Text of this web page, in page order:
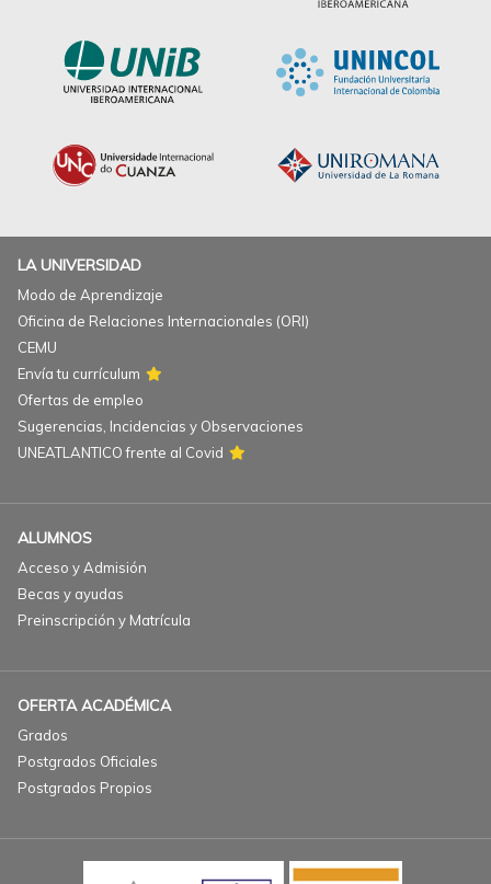
LA UNIVERSIDAD
Modo de Aprendizaje
Oficina de Relaciones Internacionales (ORI)
CEMU
Envía tu currículum
Ofertas de empleo
Sugerencias, Incidencias y Observaciones
UNEATLANTICO frente al Covid
ALUMNOS
Acceso y Admisión
Becas y ayudas
Preinscripción y Matrícula
OFERTA ACADÉMICA
Grados
Postgrados Oficiales
Postgrados Propios